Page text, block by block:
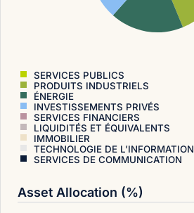
SERVICES PUBLICS
PRODUITS INDUSTRIELS
ÉNERGIE
INVESTISSEMENTS PRIVÉS
SERVICES FINANCIERS
LIQUIDITÉS ET ÉQUIVALENTS
IMMOBILIER
TECHNOLOGIE DE L’INFORMATION
SERVICES DE COMMUNICATION
Asset Allocation (%)